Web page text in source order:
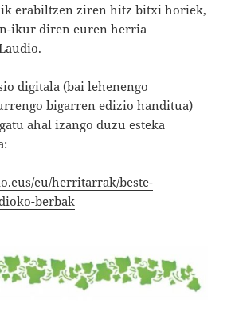
erabiltzen ziren hitz bitxi horiek,
ikur diren euren herria
digitala (bai lehenengo
bigarren edizio handitua)
ahal izango duzu esteka
eu/herritarrak/beste-
berbak